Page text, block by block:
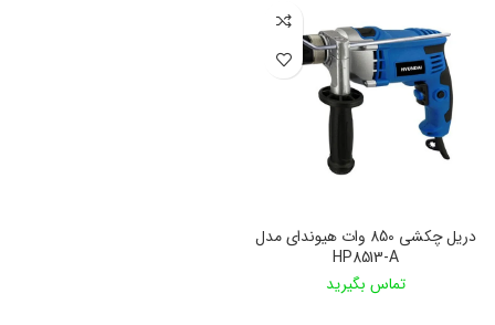
دریل چکشی 850 وات هیوندای مدل
HP8513-A
تماس بگیرید